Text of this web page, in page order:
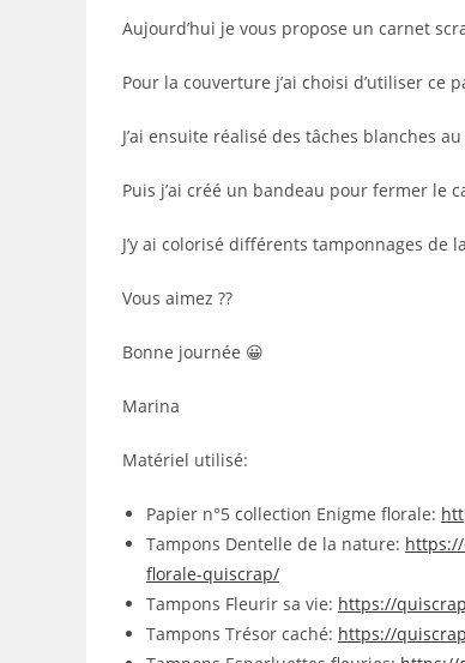
Aujourd’hui je vous propose un carnet
Pour la couverture j’ai choisi d’utiliser ce
J’ai ensuite réalisé des tâches blanches au
Puis j’ai créé un bandeau pour fermer le
J’y ai colorisé différents tamponnages de
Vous aimez ??
Bonne journée 😀
Marina
Matériel utilisé:
Papier n°5 collection Enigme florale:
Tampons Dentelle de la nature:
florale-quiscrap/
Tampons Fleurir sa vie: https://
Tampons Trésor caché: https://